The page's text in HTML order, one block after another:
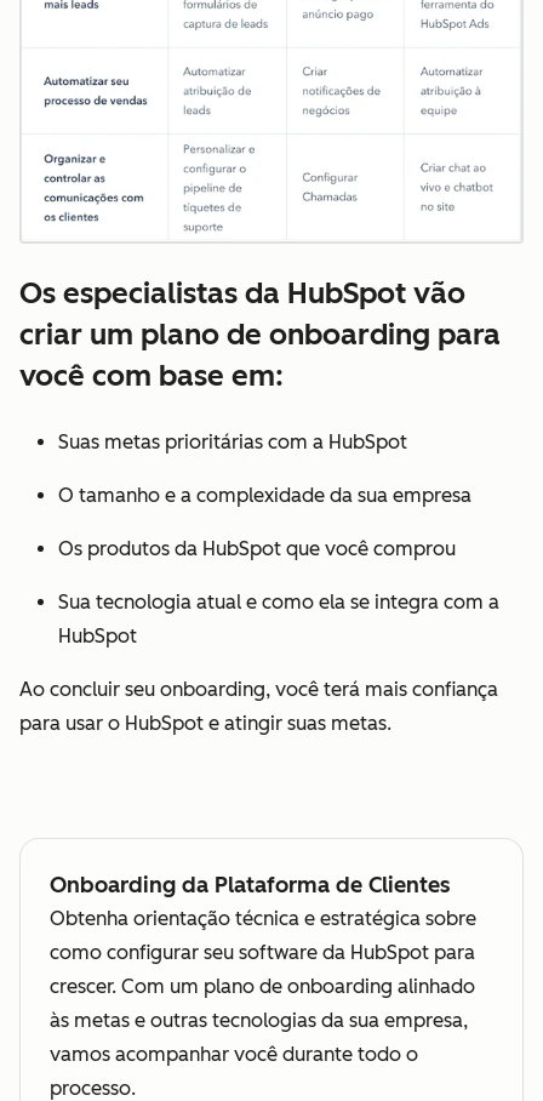
Os especialistas da HubSpot vão
criar um plano de onboarding para
você com base em:
Suas metas prioritárias com a HubSpot
O tamanho e a complexidade da sua empresa
Os produtos da HubSpot que você comprou
Sua tecnologia atual e como ela se integra com a
HubSpot
Ao concluir seu onboarding, você terá mais confiança
para usar o HubSpot e atingir suas metas.
Onboarding da Plataforma de Clientes
Obtenha orientação técnica e estratégica sobre
como configurar seu software da HubSpot para
crescer. Com um plano de onboarding alinhado
às metas e outras tecnologias da sua empresa,
vamos acompanhar você durante todo o
processo.